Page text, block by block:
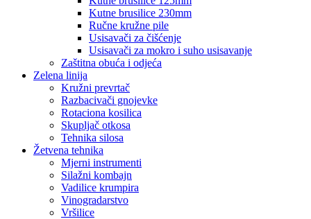
Kutne brusilice 230mm
Ručne kružne pile
Usisavači za čišćenje
Usisavači za mokro i suho usisavanje
Zaštitna obuća i odjeća
Zelena linija
Kružni prevrtač
Razbacivači gnojevke
Rotaciona kosilica
Skupljač otkosa
Tehnika silosa
Žetvena tehnika
Mjerni instrumenti
Silažni kombajn
Vadilice krumpira
Vinogradarstvo
Vršilice